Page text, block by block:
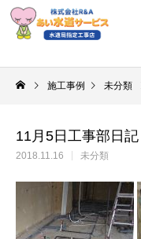
施工事例 未分類
11月5日工事部日記
2018.11.16 未分類